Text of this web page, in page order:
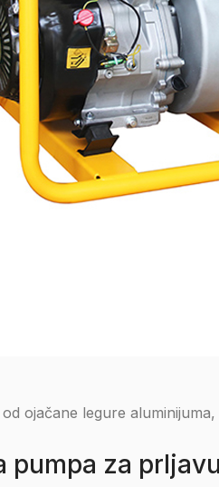
ojačane legure
pumpa za